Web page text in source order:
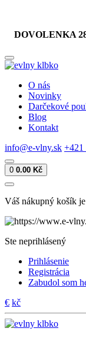
DOVOLENKA
O nás
Novinky
Darčekové
Blog
Kontakt
info@e-vlny.sk +421
0 0.00 Kč
Váš nákupný košík
Ste neprihlásený
Prihlásenie
Registrácia
Zabudol som
€ kč